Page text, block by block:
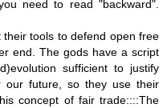
need to read "backward".
tools to defend open free
end. The gods have a script
sufficient to justify
our future, so they use their
concept of fair trade::::The